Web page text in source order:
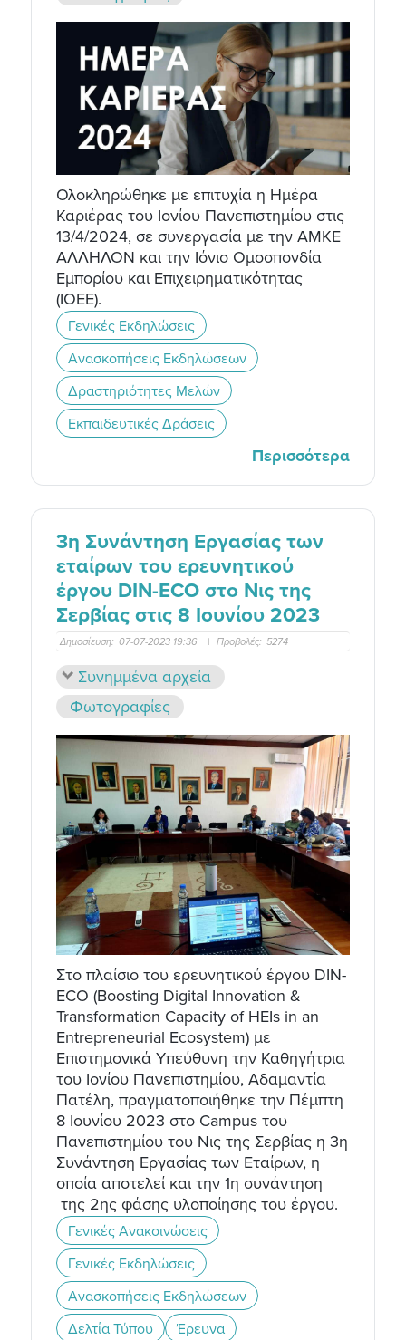
Ολοκληρώθηκε με επιτυχία η Ημέρα
Καριέρας του Ιονίου Πανεπιστημίου στις
13/4/2024, σε συνεργασία με την ΑΜΚΕ
ΑΛΛΗΛΟΝ και την Ιόνιο Ομοσπονδία
Εμπορίου και Επιχειρηματικότητας
(ΙΟΕΕ).
Γενικές Εκδηλώσεις
Ανασκοπήσεις Εκδηλώσεων
Δραστηριότητες Μελών
Εκπαιδευτικές Δράσεις
Περισσότερα
3η Συνάντηση Εργασίας των
εταίρων του ερευνητικού
έργου DIN-ECO στο Νις της
Σερβίας στις 8 Ιουνίου 2023
Δημοσίευση: 07-07-2023 19:36 | Προβολές: 5274
Συνημμένα αρχεία
Φωτογραφίες
Στο πλαίσιο του ερευνητικού έργου DIN-
ECO (Boosting Digital Innovation &
Transformation Capacity of HEIs in an
Entrepreneurial Ecosystem) με
Επιστημονικά Υπεύθυνη την Καθηγήτρια
του Ιονίου Πανεπιστημίου, Αδαμαντία
Πατέλη, πραγματοποιήθηκε την Πέμπτη
8 Ιουνίου 2023 στο Campus του
Πανεπιστημίου του Νις της Σερβίας η 3η
Συνάντηση Εργασίας των Εταίρων, η
οποία αποτελεί και την 1η συνάντηση
της 2ης φάσης υλοποίησης του έργου.
Γενικές Ανακοινώσεις
Γενικές Εκδηλώσεις
Ανασκοπήσεις Εκδηλώσεων
Δελτία Τύπου
Έρευνα